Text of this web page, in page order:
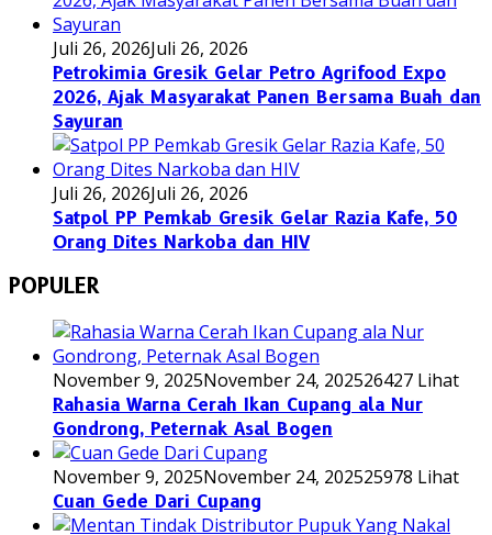
Juli 26, 2026Juli 26, 2026
Petrokimia Gresik Gelar Petro Agrifood Expo
2026, Ajak Masyarakat Panen Bersama Buah dan
Sayuran
Juli 26, 2026Juli 26, 2026
Satpol PP Pemkab Gresik Gelar Razia Kafe, 50
Orang Dites Narkoba dan HIV
POPULER
November 9, 2025November 24, 202526427 Lihat
Rahasia Warna Cerah Ikan Cupang ala Nur
Gondrong, Peternak Asal Bogen
November 9, 2025November 24, 202525978 Lihat
Cuan Gede Dari Cupang